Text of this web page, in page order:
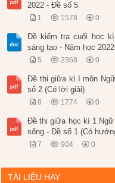
2022 - Đề số 5
1 1578 0
Đề kiểm tra cuối học
sáng tạo - Năm học
5 2368 0
Đề thi giữa kì I môn
số 2 (Có lời giải)
8 1774 0
Đề thi giữa học kì 1
sống - Đề số 1 (Có
7 904 0
TÀI LIỆU HAY